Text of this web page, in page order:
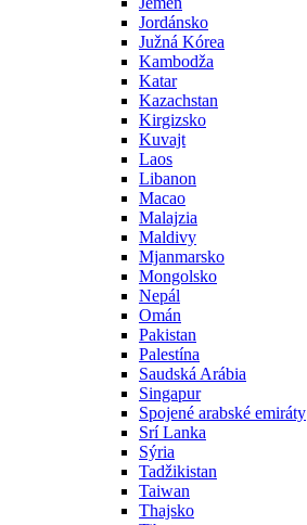
Jordánsko
Južná Kórea
Kambodža
Katar
Kazachstan
Kirgizsko
Kuvajt
Laos
Libanon
Macao
Malajzia
Maldivy
Mjanmarsko
Mongolsko
Nepál
Omán
Pakistan
Palestína
Saudská Arábia
Singapur
Spojené arabské emiráty
Srí Lanka
Sýria
Tadžikistan
Taiwan
Thajsko